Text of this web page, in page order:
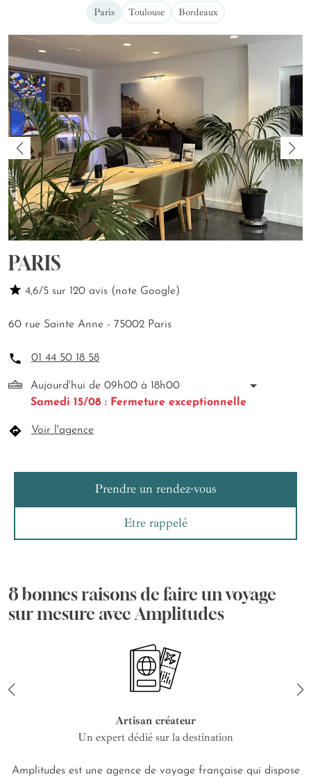
Paris Toulouse Bordeaux
PARIS
4,6/5 sur 120 avis (note Google)
60 rue Sainte Anne - 75002 Paris
01 44 50 18 58
Aujourd'hui de 09h00 à 18h00
Samedi 15/08 : Fermeture exceptionnelle
Voir l'agence
Prendre un rendez-vous
Etre rappelé
8 bonnes raisons de faire un voyage
sur mesure avec Amplitudes
Artisan créateur
Un expert dédié sur la destination
Amplitudes est une agence de voyage française qui dispose